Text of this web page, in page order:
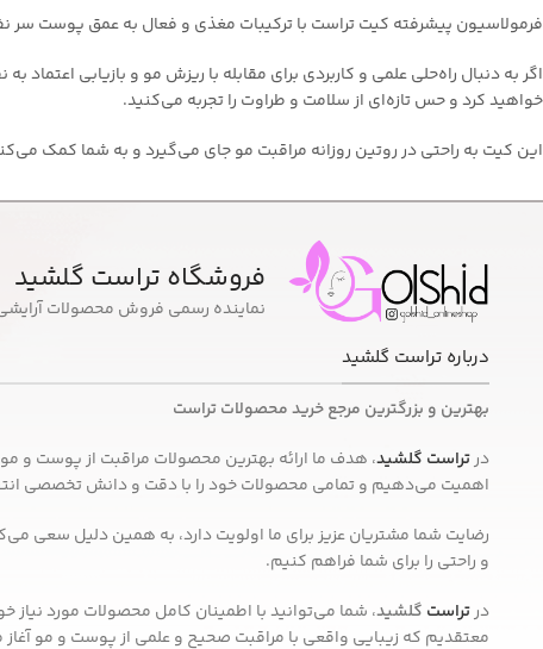
فرمولاسیون پیشرفته کیت تراست با ترکیبات مغذی و فعال به عمق پوست سر
اگر به دنبال راه‌حلی علمی و کاربردی برای مقابله با ریزش مو و بازیابی
خواهید کرد و حس تازه‌ای از سلامت و طراوت را تجربه می‌کنید.
این کیت به راحتی در روتین روزانه مراقبت مو جای می‌گیرد و به شما کمک
فروشگاه تراست گلشید
نماینده رسمی فروش محصولات
درباره تراست گلشید
بهترین و بزرگترین مرجع خرید محصولات تراست
درتراست گلشید، هدف ما ارائه بهترین محصولات مراقبت از پوست و مو
اهمیت می‌دهیم و تمامی محصولات خود را با دقت و دانش تخصصی
رضایت شما مشتریان عزیز برای ما اولویت دارد، به همین دلیل سعی
و راحتی را برای شما فراهم کنیم.
درتراست گلشید، شما می‌توانید با اطمینان کامل محصولات مورد نیاز
معتقدیم که زیبایی واقعی با مراقبت صحیح و علمی از پوست و مو